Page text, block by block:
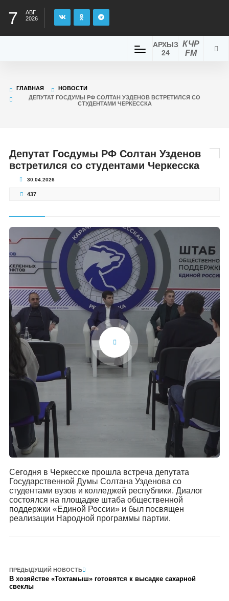
7
АВГ
2026
КЧР
FM
АРХЫЗ
24
ГЛАВНАЯ
НОВОСТИ
ДЕПУТАТ ГОСДУМЫ РФ СОЛТАН УЗДЕНОВ ВСТРЕТИЛСЯ СО
СТУДЕНТАМИ ЧЕРКЕССКА
Депутат Госдумы РФ Солтан Узденов
встретился со студентами Черкесска
30.04.2026
437
Сегодня в Черкесске прошла встреча депутата
Государственной Думы Солтана Узденова со
студентами вузов и колледжей республики. Диалог
состоялся на площадке штаба общественной
поддержки «Единой России» и был посвящен
реализации Народной программы партии.
ПРЕДЫДУЩИЙ НОВОСТЬ
В хозяйстве «Тохтамыш» готовятся к высадке сахарной
свеклы